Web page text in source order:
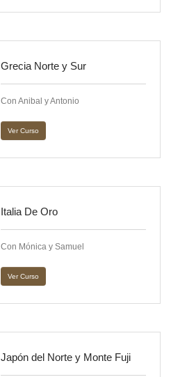
Grecia Norte y Sur
Con Anibal y Antonio
Ver Curso
Italia De Oro
Con Mónica y Samuel
Ver Curso
Japón del Norte y Monte Fuji